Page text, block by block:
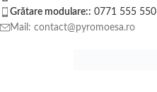
Grătare modulare:: 0771 555 550
Mail: contact@pyromoesa.ro